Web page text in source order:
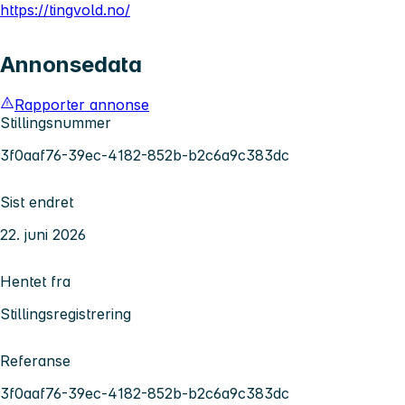
https://tingvold.no/
Annonsedata
Rapporter annonse
Stillingsnummer
3f0aaf76-39ec-4182-852b-b2c6a9c383dc
Sist endret
22. juni 2026
Hentet fra
Stillingsregistrering
Referanse
3f0aaf76-39ec-4182-852b-b2c6a9c383dc